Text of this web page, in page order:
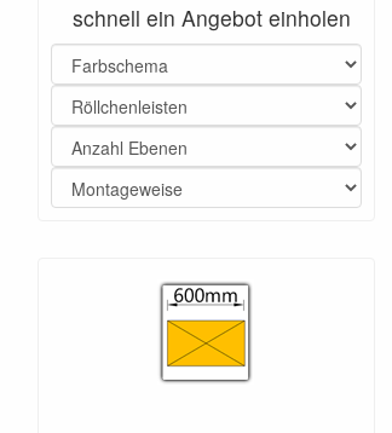
schnell ein Angebot einholen